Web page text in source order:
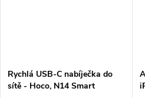
Rychlá USB-C nabíječka do
sítě - Hoco, N14 Smart